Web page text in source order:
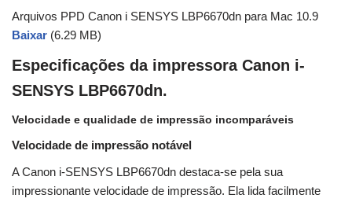
Arquivos PPD Canon i SENSYS LBP6670dn para Mac 10.9
Baixar (6.29 MB)
Especificações da impressora Canon i-
SENSYS LBP6670dn.
Velocidade e qualidade de impressão incomparáveis
Velocidade de impressão notável
A Canon i-SENSYS LBP6670dn destaca-se pela sua
impressionante velocidade de impressão. Ela lida facilmente